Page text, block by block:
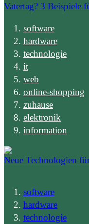
Vatertag? 3 Beispiele
software
hardware
technologie
it
web
online-shopping
zuhause
elektronik
information
Neue Technologien
software
hardware
technologie